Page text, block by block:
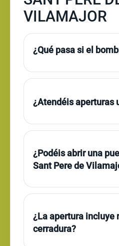
VILAMAJOR
¿Qué pasa si el
¿Atendéis aperturas
¿Podéis abrir una
Sant Pere de
¿La apertura incluye
cerradura?